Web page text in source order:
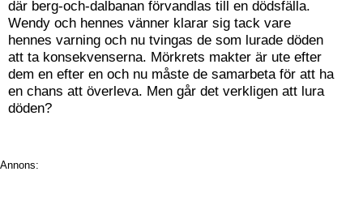
där berg-och-dalbanan förvandlas till en dödsfälla.
Wendy och hennes vänner klarar sig tack vare
hennes varning och nu tvingas de som lurade döden
att ta konsekvenserna. Mörkrets makter är ute efter
dem en efter en och nu måste de samarbeta för att ha
en chans att överleva. Men går det verkligen att lura
döden?
Annons: